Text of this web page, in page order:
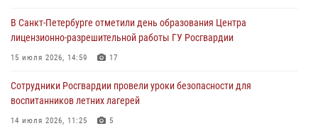
В Выборгском районе наряд Росгвардии обнаружил
разыскиваемый преступный автотранспорт
05 августа 2026, 12:25 2
Петербургские росгвардейцы обнаружили объявленный в розыск
автомобиль, ранее использовавшийся при совершении кражи в
Ленобласти
В Санкт-Петербурге отметили день образования Центра
лицензионно-разрешительной работы ГУ Росгвардии
15 июля 2026, 14:59 17
Сотрудники Росгвардии провели уроки безопасности для
воспитанников летних лагерей
14 июля 2026, 11:25 5